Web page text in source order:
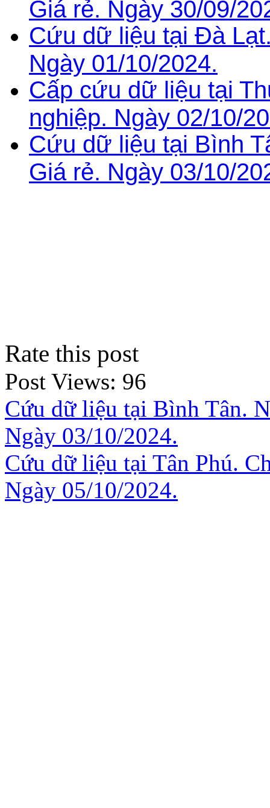
Giá rẻ. Ngày 30/09/
Cứu dữ liệu tại Đà
Ngày 01/10/2024.
Cấp cứu dữ liệu tại
nghiệp. Ngày 02/10/
Cứu dữ liệu tại Bình
Giá rẻ. Ngày 03/10/
Rate this post
Post Views: 96
Cứu dữ liệu tại Bình Tân.
Ngày 03/10/2024.
Cứu dữ liệu tại Tân Phú.
Ngày 05/10/2024.